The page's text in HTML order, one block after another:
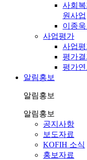
사회
원사업
이종
사업평가
사업
평가
평가연
알림홍보
알림홍보
알림홍보
공지사항
보도자료
KOFIH 소식
홍보자료